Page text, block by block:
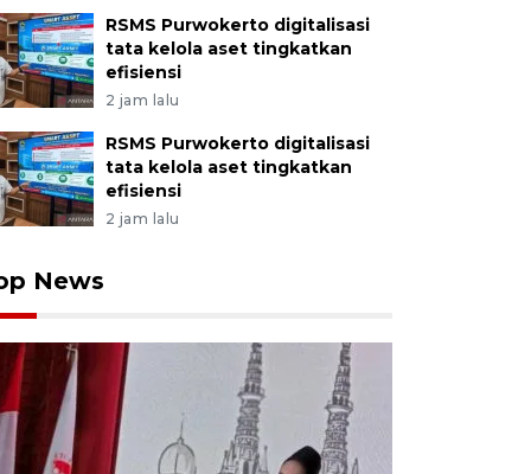
RSMS Purwokerto digitalisasi
tata kelola aset tingkatkan
efisiensi
2 jam lalu
RSMS Purwokerto digitalisasi
tata kelola aset tingkatkan
efisiensi
2 jam lalu
News